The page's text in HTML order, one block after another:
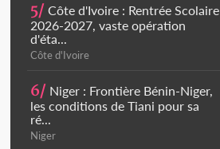
5/ Côte d'Ivoire : Rentrée Scolaire
2026-2027, vaste opération
d'éta...
Côte d'Ivoire
6/ Niger : Frontière Bénin-Niger,
les conditions de Tiani pour sa
ré...
Niger